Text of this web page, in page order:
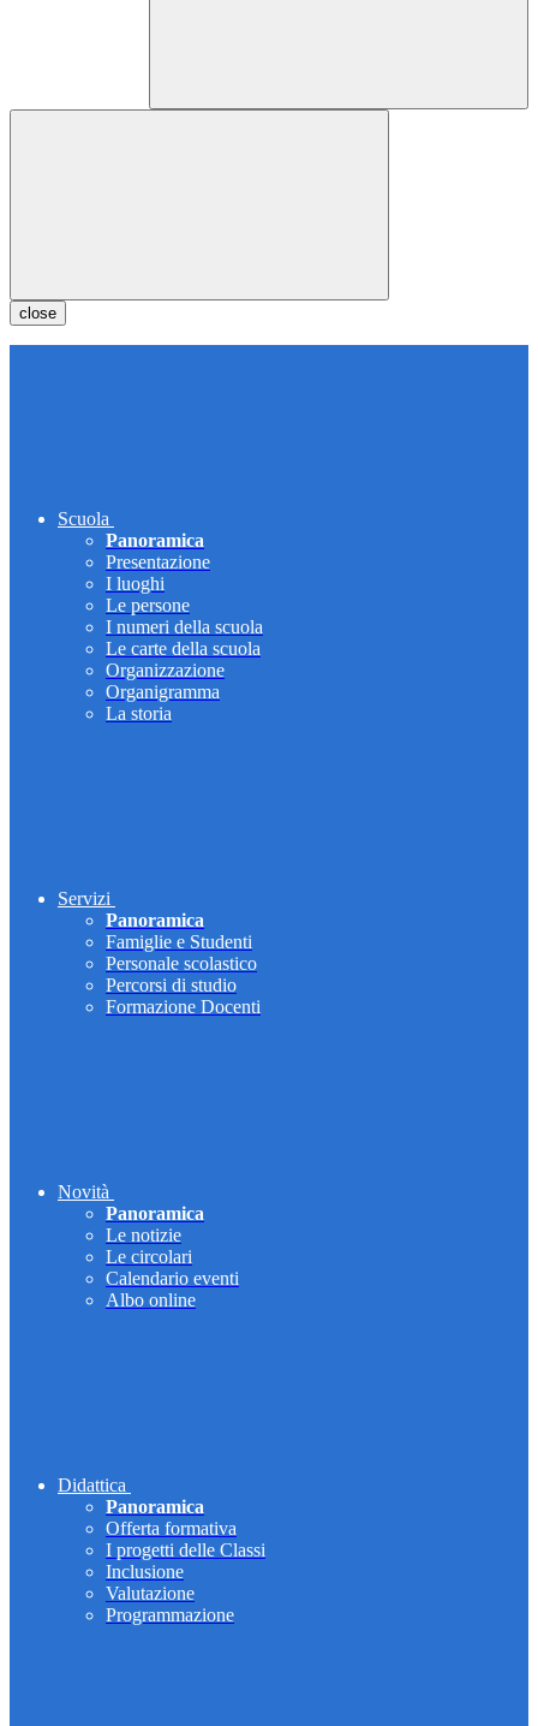
close
Scuola
Panoramica
Presentazione
I luoghi
Le persone
I numeri della scuola
Le carte della scuola
Organizzazione
Organigramma
La storia
Servizi
Panoramica
Famiglie e Studenti
Personale scolastico
Percorsi di studio
Formazione Docenti
Novità
Panoramica
Le notizie
Le circolari
Calendario eventi
Albo online
Didattica
Panoramica
Offerta formativa
I progetti delle Classi
Inclusione
Valutazione
Programmazione